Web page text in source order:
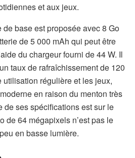
et aux jeux.
base est proposée avec 8 Go
de 5 000 mAh qui peut être
du chargeur fourni de 44 W. Il
taux de rafraîchissement de 120
utilisation régulière et les jeux,
en raison du menton très
de ses spécifications est sur le
de 64 mégapixels n’est pas le
en basse lumière.